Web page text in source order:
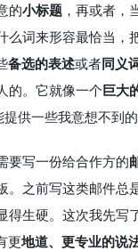
的小标题 ，再或者，
么词来形容最恰当，
备选的表述或者同义
的。它就像一个巨大
供一些我意想不到的
要写一份给合作方的
。之前写这类邮件总
得生硬。这次我先写
更地道、更专业的说